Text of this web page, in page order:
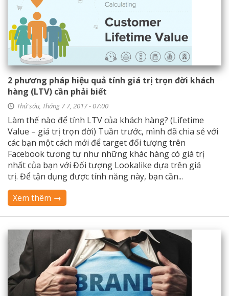
2 phương pháp hiệu quả tính giá trị trọn đời khách
hàng (LTV) cần phải biết
Thứ sáu, Tháng 7 7, 2017 - 07:00
Làm thế nào để tính LTV của khách hàng? (Lifetime
Value – giá trị trọn đời) Tuần trước, mình đã chia sẻ với
các bạn một cách mới để target đối tượng trên
Facebook tương tự như những khác hàng có giá trị
nhất của bạn với Đối tượng Lookalike dựa trên giá
trị. Để tận dụng được tính năng này, bạn cần...
Xem thêm →